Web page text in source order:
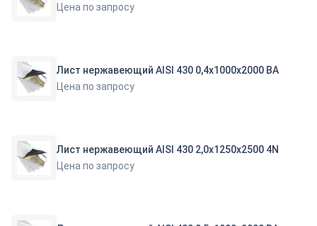
Цена по запросу
Лист нержавеющий AISI 430 0,4х1000х2000 BA
Цена по запросу
Лист нержавеющий AISI 430 2,0х1250х2500 4N
Цена по запросу